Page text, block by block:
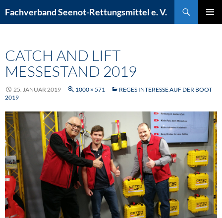
Inhalt
Fachverband Seenot-Rettungsmittel e. V.
CATCH AND LIFT
MESSESTAND 2019
25. JANUAR 2019 1000 × 571
REGES INTERESSE AUF DER BOOT
2019